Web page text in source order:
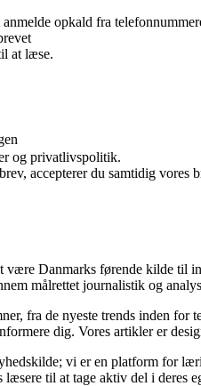
opkald fra
at læse.
og privatlivspolitik.
accepterer du samtidig
Danmarks førende kilde til
målrettet journalistik og
fra de nyeste trends inden
dig. Vores artikler er
vi er en platform for
læsere til at tage aktiv del i deres